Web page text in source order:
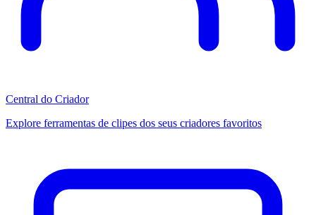
Central do Criador
Explore ferramentas de clipes dos seus criadores favoritos